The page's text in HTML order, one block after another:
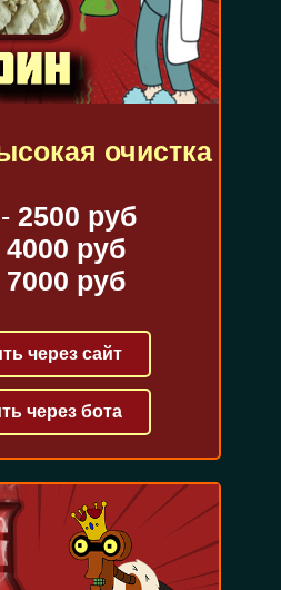
очистка
-2500 руб
4000 руб
7000 руб
через сайт
через бота